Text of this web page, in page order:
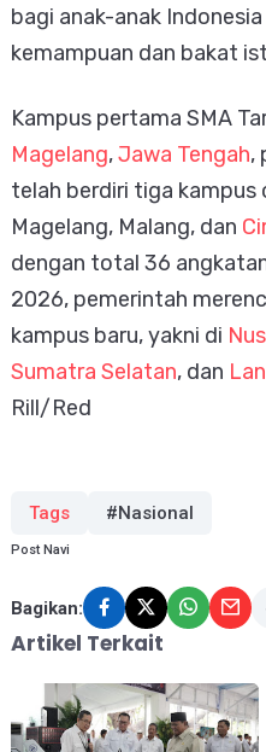
bagi anak-anak
kemampuan dan bakat
Kampus pertama SMA
Magelang,Jawa Tengah,
telah berdiri tiga kampus
Magelang, Malang, dan
dengan total 36
2026, pemerintah
kampus baru, yakni di
Sumatra Selatan, dan
Rill/Red
Tags #Nasional
Post Navi
Bagikan:
Artikel Terkait